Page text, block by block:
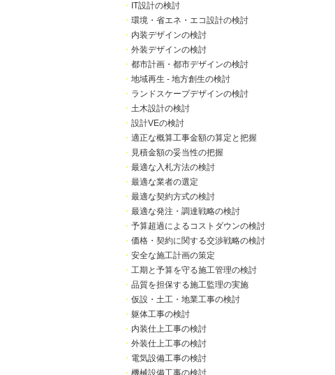
・ IT設計の検討
・ 環境・省エネ・エコ設計の検討
・ 内装デザインの検討
・ 外装デザインの検討
・ 都市計画・都市デザインの検討
・ 地域再生 - 地方創生の検討
・ ランドスケープデザインの検討
・ 土木設計の検討
・ 設計VEの検討
・ 適正な概算工事金額の算定と把握
・ 見積金額の妥当性の把握
・ 最適な入札方法の検討
・ 最適な業者の選定
・ 最適な契約方式の検討
・ 最適な発注・調達戦略の検討
・ 予算超過によるコストダウンの検討
・ 価格・契約に関する交渉戦略の検討
・ 安全な施工計画の策定
・ 工期と予算を守る施工管理の検討
・ 品質を担保する施工監理の実施
・ 仮設・土工・地業工事の検討
・ 躯体工事の検討
・ 内装仕上工事の検討
・ 外装仕上工事の検討
・ 電気設備工事の検討
・ 機械設備工事の検討